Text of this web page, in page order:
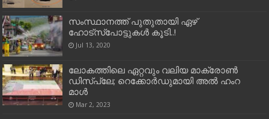
സംസ്ഥാനത്ത് പുതുതായി ഏഴ്
ഹോട്സ്പോട്ടുകള്‍ കൂടി..!
Jul 13, 2020
ലോകത്തിലെ ഏറ്റവും വലിയ മാക്രോൺ
ഡിസ്പ്ലേ; റെക്കോർഡുമായി അൽ ഹംറ
മാൾ
Mar 2, 2023